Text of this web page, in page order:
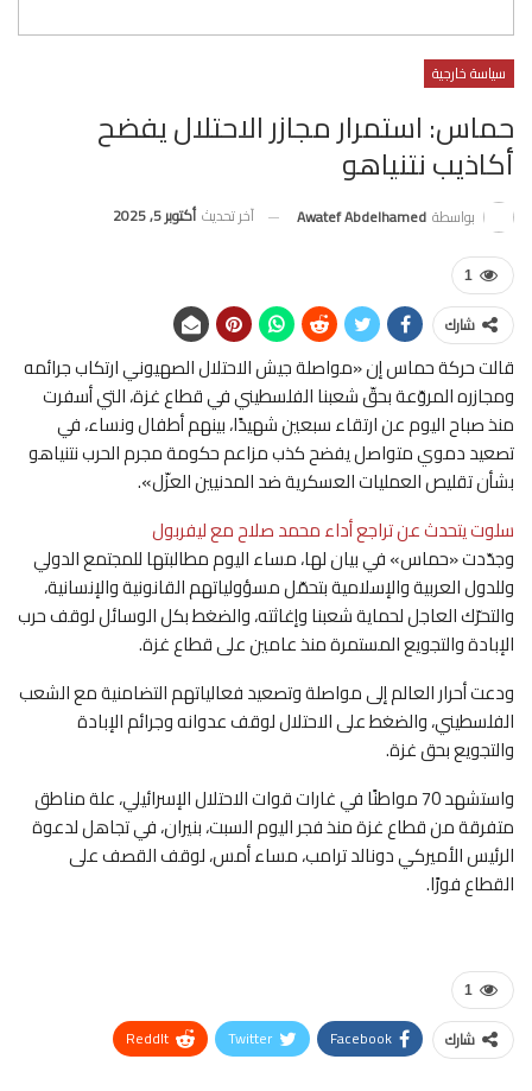
سياسة خارجية
حماس: استمرار مجازر الاحتلال يفضح
أكاذيب نتنياهو
بواسطة Awatef Abdelhamed آخر تحديث أكتوبر 5, 2025
1
شارك
قالت حركة حماس إن «مواصلة جيش الاحتلال الصهيوني ارتكاب جرائمه
ومجازره المروّعة بحقّ شعبنا الفلسطيني في قطاع غزة، التي أسفرت
منذ صباح اليوم عن ارتقاء سبعين شهيدًا، بينهم أطفال ونساء، في
تصعيد دموي متواصل يفضح كذب مزاعم حكومة مجرم الحرب نتنياهو
بشأن تقليص العمليات العسكرية ضد المدنيين العزّل».
سلوت يتحدث عن تراجع أداء محمد صلاح مع ليفربول
وجدّدت «حماس» في بيان لها، مساء اليوم مطالبتها للمجتمع الدولي
وللدول العربية والإسلامية بتحمّل مسؤولياتهم القانونية والإنسانية،
والتحرّك العاجل لحماية شعبنا وإغاثته، والضغط بكل الوسائل لوقف حرب
الإبادة والتجويع المستمرة منذ عامين على قطاع غزة.
ودعت أحرار العالم إلى مواصلة وتصعيد فعالياتهم التضامنية مع الشعب
الفلسطيني، والضغط على الاحتلال لوقف عدوانه وجرائم الإبادة
والتجويع بحق غزة.
واستشهد 70 مواطنًا في غارات قوات الاحتلال الإسرائيلي، علة مناطق
متفرقة من قطاع غزة منذ فجر اليوم السبت، بنيران، في تجاهل لدعوة
الرئيس الأميركي دونالد ترامب، مساء أمس، لوقف القصف على
القطاع فورًا.
1
شارك Facebook
Twitter
ReddIt